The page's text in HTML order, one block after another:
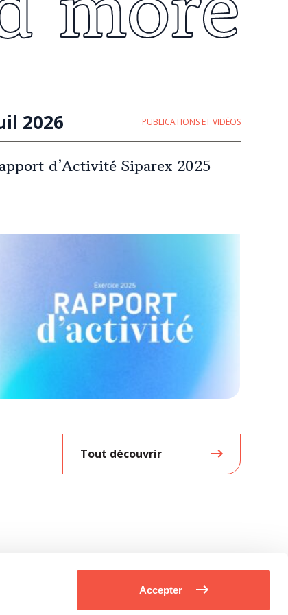
Accepter
2026 PUBLICATIONS ET VIDÉOS
d’Activité Siparex 2025
Tout découvrir